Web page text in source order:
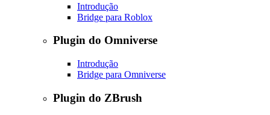
Introdução
Bridge para Roblox
Plugin do Omniverse
Introdução
Bridge para Omniverse
Plugin do ZBrush